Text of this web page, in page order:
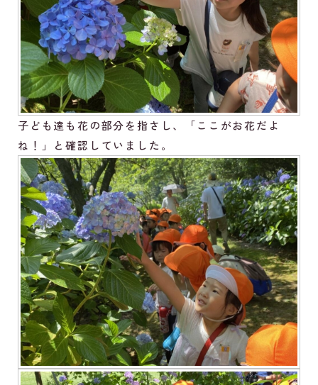
子ども達も花の部分を指さし、「ここがお花だよ
ね！」と確認していました。